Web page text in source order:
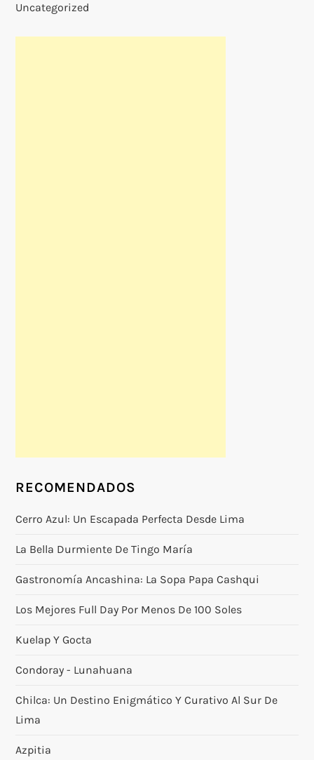
Uncategorized
RECOMENDADOS
Cerro Azul: Un Escapada Perfecta Desde Lima
La Bella Durmiente De Tingo María
Gastronomía Ancashina: La Sopa Papa Cashqui
Los Mejores Full Day Por Menos De 100 Soles
Kuelap Y Gocta
Condoray - Lunahuana
Chilca: Un Destino Enigmático Y Curativo Al Sur De
Lima
Azpitia